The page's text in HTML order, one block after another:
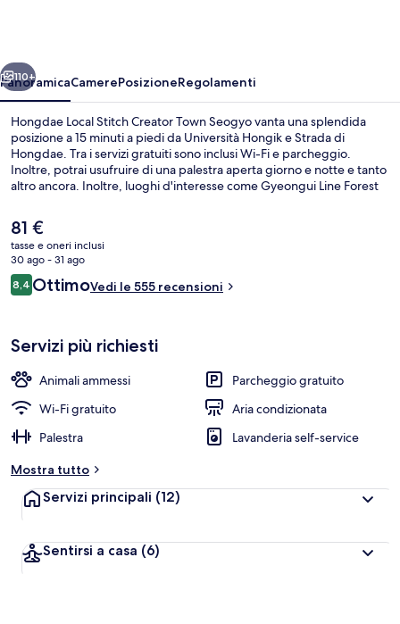
Seogyo
Avanti
110+
PanoramicaCamerePosizioneRegolamenti
Hongdae Local Stitch Creator Town Seogyo vanta una splendida
posizione a 15 minuti a piedi da Università Hongik e Strada di
Hongdae. Tra i servizi gratuiti sono inclusi Wi-Fi e parcheggio.
Inoltre, potrai usufruire di una palestra aperta giorno e notte e tanto
altro ancora. Inoltre, luoghi d'interesse come Gyeongui Line Forest
distanza in auto dalla struttura. I viaggiatori apprezzano il personale
gentile e la posizione invidiabile del posto. La struttura è una
comoda base per spostarsi con i mezzi pubblici: Stazione di
Mangwon si trova a 8 min a piedi e Stazione di Hongik University a
10.
Il
prezzo
attuale
è
81 €
81 €
tasse e oneri inclusi
30 ago - 31 ago
Recensioni
8,48,4 su 10
OttimoVedi le 555 recensioni
Servizi più richiesti
Animali ammessi
Parcheggio gratuito
Wi-Fi gratuito
Aria condizionata
Palestra
Lavanderia self-service
Mostra tutto
Servizi principali (12)
Sentirsi a casa (6)